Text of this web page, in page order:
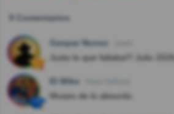
9 Comentarios
Gaspar Nunez
Justo lo que faltaba!!! Julio 2026¡
El Mike
Museo de lo absurdo.